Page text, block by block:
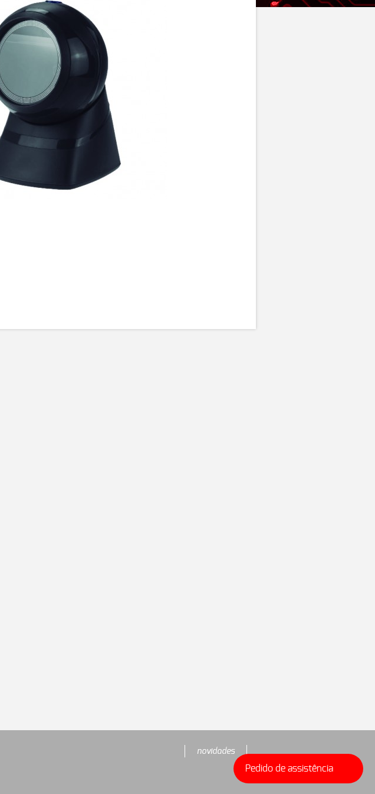
novidades
Pedido de assistência